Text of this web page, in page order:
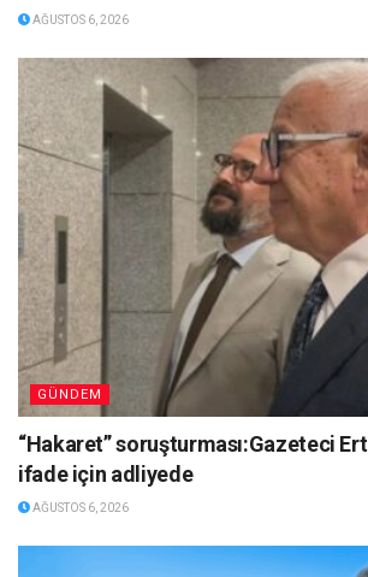
AĞUSTOS 6, 2026
GÜNDEM
“Hakaret” soruşturması:Gazeteci
ifade için adliyede
AĞUSTOS 6, 2026